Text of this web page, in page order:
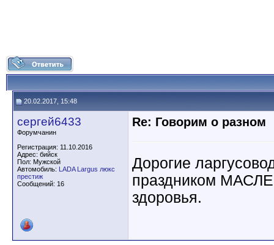
20.02.2017, 15:48
сергей6433
Форумчанин
Регистрация: 11.10.2016
Адрес: бийск
Пол: Мужской
Автомобиль: LADA Largus люкс
престиж
Сообщений: 16
Re: Говорим о разном
Дорогие
праздником
здоровья.